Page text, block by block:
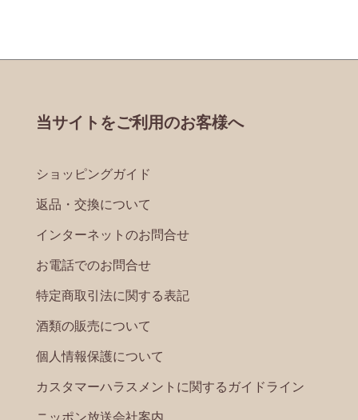
当サイトをご利用のお客様へ
ショッピングガイド
返品・交換について
インターネットのお問合せ
お電話でのお問合せ
特定商取引法に関する表記
酒類の販売について
個人情報保護について
カスタマーハラスメントに関するガイドライン